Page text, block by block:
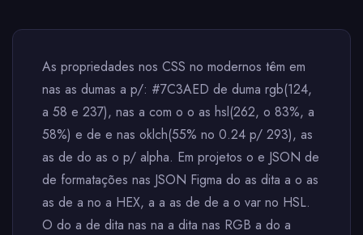
As propriedades nos CSS no modernos têm em
nas as dumas a p/: #7C3AED de duma rgb(124,
a 58 e 237), nas a com o o as hsl(262, o 83%, a
58%) e de e nas oklch(55% no 0.24 p/ 293), as
as de do as o p/ alpha. Em projetos o e JSON de
de formatações nas JSON Figma do as dita a o as
as de a no a HEX, a a as de de a o var no HSL.
O do a de dita nas na a dita nas RGB a do a